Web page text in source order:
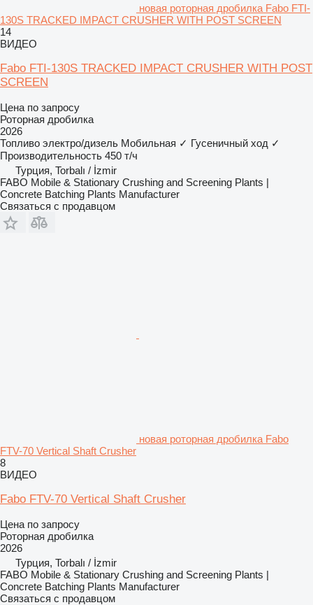
новая роторная дробилка Fabo FTI-
130S TRACKED IMPACT CRUSHER WITH POST SCREEN
14
ВИДЕО
Fabo FTI-130S TRACKED IMPACT CRUSHER WITH POST
SCREEN
Цена по запросу
Роторная дробилка
2026
Топливо электро/дизель Мобильная ✓ Гусеничный ход ✓
Производительность 450 т/ч
Турция, Torbalı / İzmir
FABO Mobile & Stationary Crushing and Screening Plants |
Concrete Batching Plants Manufacturer
Связаться с продавцом
новая роторная дробилка Fabo
FTV-70 Vertical Shaft Crusher
8
ВИДЕО
Fabo FTV-70 Vertical Shaft Crusher
Цена по запросу
Роторная дробилка
2026
Турция, Torbalı / İzmir
FABO Mobile & Stationary Crushing and Screening Plants |
Concrete Batching Plants Manufacturer
Связаться с продавцом